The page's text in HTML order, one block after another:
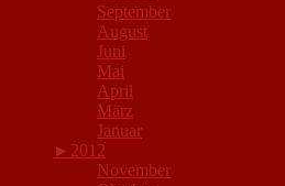
September
August
Juni
Mai
April
März
Januar
► 2012
November